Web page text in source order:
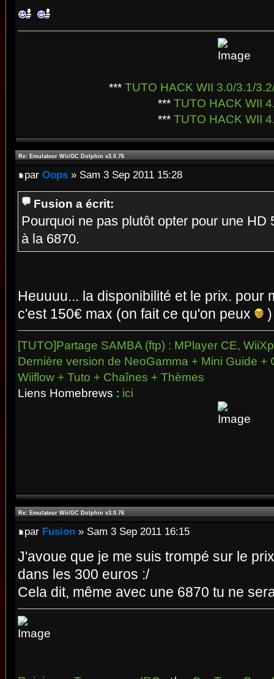
*** TUTO HACK WII 3.0/3.1/
*** TUTO HACK WII
*** TUTO HACK WII
Re: Emulateur Wii/GC Dolphin v3.0.76
par Oops » Sam 3 Sep 2011 15:28
Fusion a écrit:
Pourquoi ne pas plutôt opter pour une HD
à la 6870.
Heuuuu... la disponibilité et le prix. pour
c'est 150€ max (on fait ce qu'on peux
)
[TUTO]Partage SAMBA (ftp) : MPlayer CE,
Dernière version de NeoGamma + Mini Guide +
Wiiflow + Tuto + Chaînes + Thèmes
Liens Homebrews : ici
Re: Emulateur Wii/GC Dolphin v3.0.76
par Fusion » Sam 3 Sep 2011 16:15
J'avoue que je me suis trompé sur le
dans les 300 euros :/
Cela dit, même avec une 6870 tu ne